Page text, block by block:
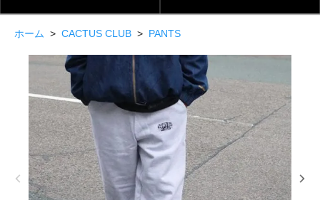
ホーム > CACTUS CLUB > PANTS